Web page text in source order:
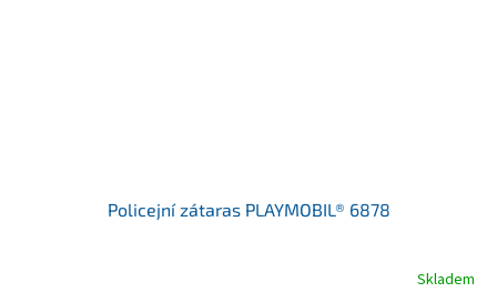
Policejní zátaras PLAYMOBIL® 6878
Skladem